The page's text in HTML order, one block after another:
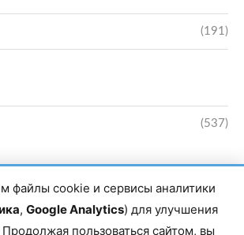
(191)
(537)
файлы cookie и сервисы аналитики
, Google Analytics) для улучшения
Продолжая пользоваться сайтом, вы